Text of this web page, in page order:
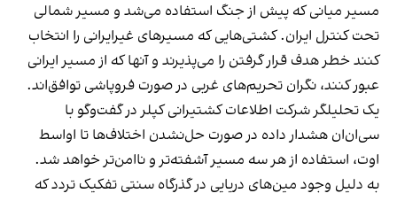
مسیر میانی که پیش از جنگ استفاده می‌شد و مسیر شمالی
تحت کنترل ایران. کشتی‌هایی که مسیرهای غیرایرانی را انتخاب
کنند خطر هدف قرار گرفتن را می‌پذیرند و آنها که از مسیر ایرانی
عبور کنند، نگران تحریم‌های غربی در صورت فروپاشی توافق‌اند.
یک تحلیلگر شرکت اطلاعات کشتیرانی کپلر در گفت‌و‌گو با
سی‌ان‌ان هشدار داده در صورت حل‌نشدن اختلاف‌ها تا اواسط
اوت، استفاده از هر سه مسیر آشفته‌تر و ناامن‌تر خواهد شد.
به دلیل وجود مین‌های دریایی در گذرگاه سنتی تفکیک تردد که